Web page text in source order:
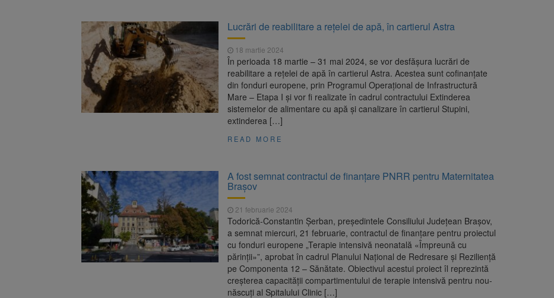
Lucrări de reabilitare a rețelei de apă, în cartierul Astra
18 martie 2024
În perioada 18 martie – 31 mai 2024, se vor desfășura lucrări de
reabilitare a rețelei de apă în cartierul Astra. Acestea sunt cofinanțate
din fonduri europene, prin Programul Operațional de Infrastructură
Mare – Etapa I și vor fi realizate în cadrul contractului Extinderea
sistemelor de alimentare cu apă și canalizare în cartierul Stupini,
extinderea […]
READ MORE
A fost semnat contractul de finanțare PNRR pentru Maternitatea
Brașov
21 februarie 2024
Todorică-Constantin Şerban, preşedintele Consiliului Judeţean Braşov,
a semnat miercuri, 21 februarie, contractul de finanţare pentru proiectul
cu fonduri europene „Terapie intensivă neonatală «Împreună cu
părinții»”, aprobat în cadrul Planului Naţional de Redresare şi Rezilienţă
pe Componenta 12 – Sănătate. Obiectivul acestui proiect îl reprezintă
creșterea capacității compartimentului de terapie intensivă pentru nou-
născuți al Spitalului Clinic […]